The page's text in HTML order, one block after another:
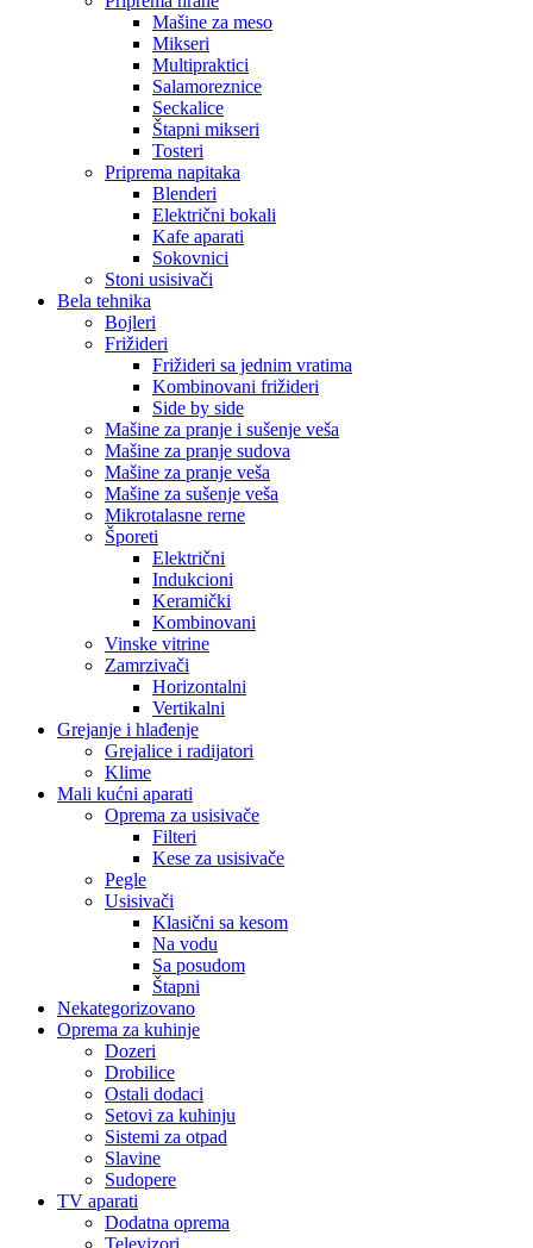
Mašine za meso
Mikseri
Multipraktici
Salamoreznice
Seckalice
Štapni mikseri
Tosteri
Priprema napitaka
Blenderi
Električni bokali
Kafe aparati
Sokovnici
Stoni usisivači
Bela tehnika
Bojleri
Frižideri
Frižideri sa jednim vratima
Kombinovani frižideri
Side by side
Mašine za pranje i sušenje veša
Mašine za pranje sudova
Mašine za pranje veša
Mašine za sušenje veša
Mikrotalasne rerne
Šporeti
Električni
Indukcioni
Keramički
Kombinovani
Vinske vitrine
Zamrzivači
Horizontalni
Vertikalni
Grejanje i hlađenje
Grejalice i radijatori
Klime
Mali kućni aparati
Oprema za usisivače
Filteri
Kese za usisivače
Pegle
Usisivači
Klasični sa kesom
Na vodu
Sa posudom
Štapni
Nekategorizovano
Oprema za kuhinje
Dozeri
Drobilice
Ostali dodaci
Setovi za kuhinju
Sistemi za otpad
Slavine
Sudopere
TV aparati
Dodatna oprema
Televizori